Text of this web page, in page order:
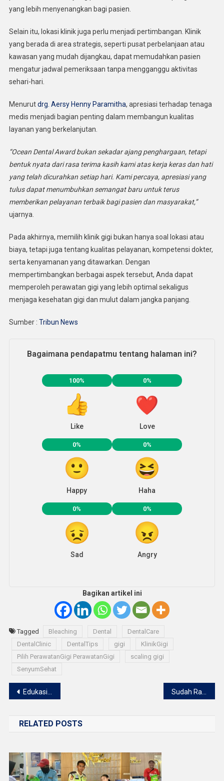
yang lebih menyenangkan bagi pasien.
Selain itu, lokasi klinik juga perlu menjadi pertimbangan. Klinik
yang berada di area strategis, seperti pusat perbelanjaan atau
kawasan yang mudah dijangkau, dapat memudahkan pasien
mengatur jadwal pemeriksaan tanpa mengganggu aktivitas
sehari-hari.
Menurutdrg. Aersy Henny Paramitha, apresiasi terhadap tenaga
medis menjadi bagian penting dalam membangun kualitas
layanan yang berkelanjutan.
“Ocean Dental Award bukan sekadar ajang penghargaan, tetapi
bentuk nyata dari rasa terima kasih kami atas kerja keras dan hati
yang telah dicurahkan setiap hari. Kami percaya, apresiasi yang
tulus dapat menumbuhkan semangat baru untuk terus
memberikan pelayanan terbaik bagi pasien dan masyarakat,”
ujarnya.
Pada akhirnya, memilih klinik gigi bukan hanya soal lokasi atau
biaya, tetapi juga tentang kualitas pelayanan, kompetensi dokter,
serta kenyamanan yang ditawarkan. Dengan
mempertimbangkan berbagai aspek tersebut, Anda dapat
memperoleh perawatan gigi yang lebih optimal sekaligus
menjaga kesehatan gigi dan mulut dalam jangka panjang.
Sumber : Tribun News
Bagaimana pendapatmu tentang halaman ini?
100%
Like
0%
Love
0%
Happy
0%
Haha
0%
Sad
0%
Angry
Bagikan artikel ini
Tagged Bleaching Dental
DentalCare
DentalClinic
DentalTips gigi
KlinikGigi
Pilih PerawatanGigi PerawatanGigi
scaling gigi
SenyumSehat
Navigasi
Edukasi Kesehatan Gigi di Sekolah Dorong Anak Terapkan Pola Hidup Sehat Sejak Dini
RELATED POSTS